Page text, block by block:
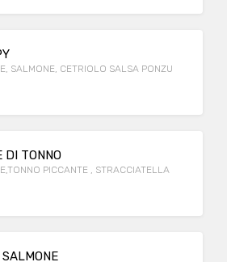
SALMONE, CETRIOLO SALSA PONZU
DI TONNO
PICCANTE , STRACCIATELLA